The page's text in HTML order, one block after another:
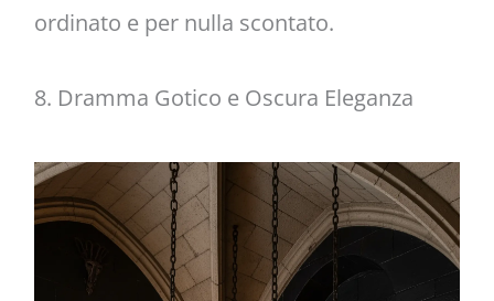
ordinato e per nulla scontato.
8. Dramma Gotico e Oscura Eleganza